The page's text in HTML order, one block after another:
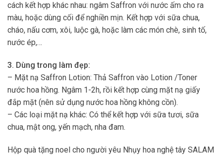
cách kết hợp khác nhau: ngâm Saffron với nước ấm cho ra
màu, hoặc dùng cối để nghiền mịn. Kết hợp với sữa chua,
cháo, nấu cơm, xôi, luộc gà, hoặc làm các món chè, sinh tố,
nước ép,…
3. Dùng trong làm đẹp:
– Mặt nạ Saffron Lotion: Thả Saffron vào Lotion /Toner
nước hoa hồng. Ngâm 1-2h, rồi kết hợp cùng mặt nạ giấy
đắp mặt (nên sử dụng nước hoa hồng không cồn).
– Các loại mặt nạ khác: Có thể kết hợp với sữa tươi, sữa
chua, mật ong, yến mạch, nha đam.
Hộp quà tặng noel cho người yêu Nhụy hoa nghệ tây SALAM